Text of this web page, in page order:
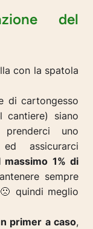
del
con la spatola
di cartongesso
siano
uno
assicurarci
massimo 1% di
sempre
quindi meglio
primer a caso,